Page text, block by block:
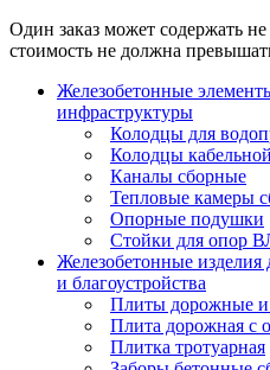
Один заказ может содержать
стоимость не должна
Железобетонные
инфраструктуры
Колодцы для
Колодцы
Каналы сборные
Тепловые камеры
Опорные подушки
Стойки для опор
Железобетонные изделия
и благоустройства
Плиты дорожные и
Плита дорожная с
Плитка тротуарная